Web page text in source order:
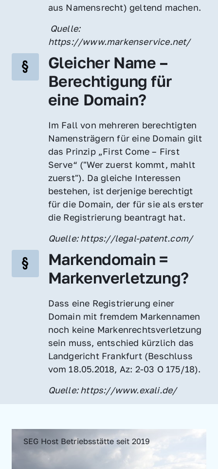
aus Namensrecht) geltend machen.
https://www.markenservice.net/
Gleicher Name –
Berechtigung für
eine Domain?
Im Fall von mehreren berechtigten
Namensträgern für eine Domain gilt
das Prinzip „First Come – First
Serve“ ("Wer zuerst kommt, mahlt
zuerst"). Da gleiche Interessen
bestehen, ist derjenige berechtigt
für die Domain, der für sie als erster
die Registrierung beantragt hat.
Quelle: https://legal-patent.com/
Markendomain =
Markenverletzung?
Dass eine Registrierung einer
Domain mit fremdem Markennamen
noch keine Markenrechtsverletzung
sein muss, entschied kürzlich das
Landgericht Frankfurt (Beschluss
vom 18.05.2018, Az: 2-03 O 175/18).
Quelle: https://www.exali.de/
SEG Host Betriebsstätte seit 2019